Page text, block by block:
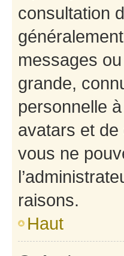
consultation
messages
grande,
personnelle
avatars et
vous ne
raisons.
Haut